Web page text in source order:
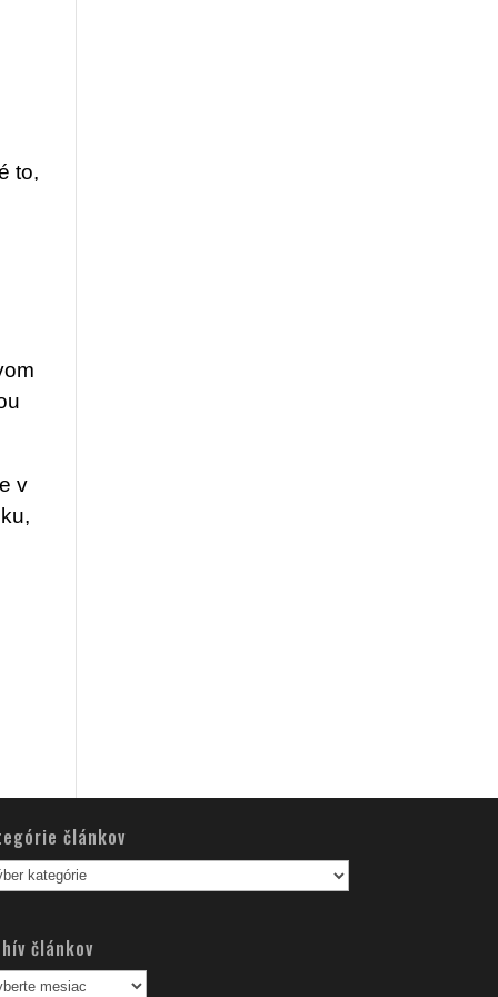
to,
v
článkov
článkov